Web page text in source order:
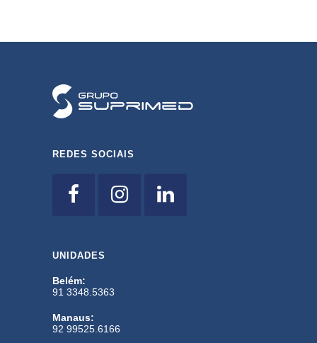
REDES SOCIAIS
UNIDADES
Belém:
91 3348.5363
Manaus:
92 99525.6166